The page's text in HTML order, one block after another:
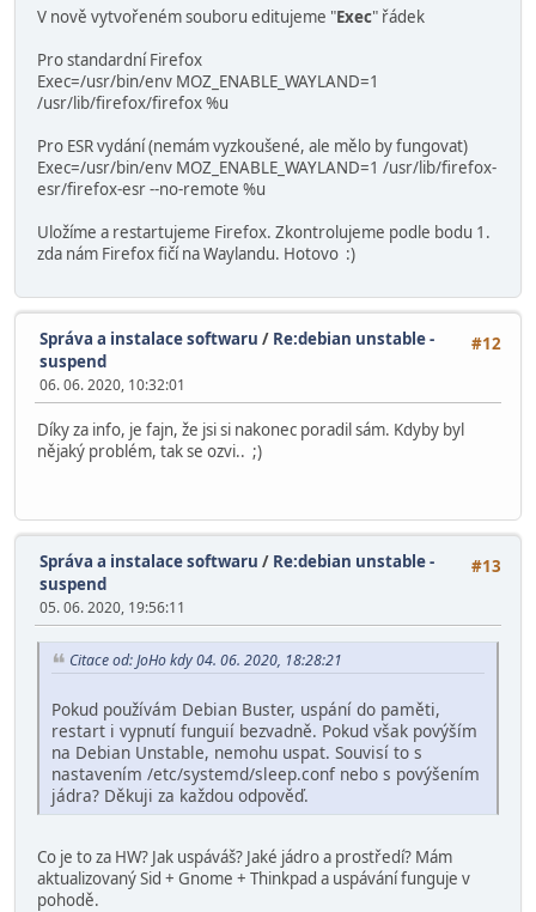
V nově vytvořeném souboru editujeme "Exec" řádek
Pro standardní Firefox
Exec=/usr/bin/env MOZ_ENABLE_WAYLAND=1
/usr/lib/firefox/firefox %u
Pro ESR vydání (nemám vyzkoušené, ale mělo by fungovat)
Exec=/usr/bin/env MOZ_ENABLE_WAYLAND=1 /usr/lib/firefox-
esr/firefox-esr --no-remote %u
Uložíme a restartujeme Firefox. Zkontrolujeme podle bodu 1.
zda nám Firefox fičí na Waylandu. Hotovo :)
#12
Správa a instalace softwaru / Re:debian unstable -
suspend
06. 06. 2020, 10:32:01
Díky za info, je fajn, že jsi si nakonec poradil sám. Kdyby byl
nějaký problém, tak se ozvi.. ;)
#13
Správa a instalace softwaru / Re:debian unstable -
suspend
05. 06. 2020, 19:56:11
Citace od: JoHo kdy 04. 06. 2020, 18:28:21
Pokud používám Debian Buster, uspání do paměti,
restart i vypnutí funguií bezvadně. Pokud však povýším
na Debian Unstable, nemohu uspat. Souvisí to s
nastavením /etc/systemd/sleep.conf nebo s povýšením
jádra? Děkuji za každou odpověď.
Co je to za HW? Jak uspáváš? Jaké jádro a prostředí? Mám
aktualizovaný Sid + Gnome + Thinkpad a uspávání funguje v
pohodě.